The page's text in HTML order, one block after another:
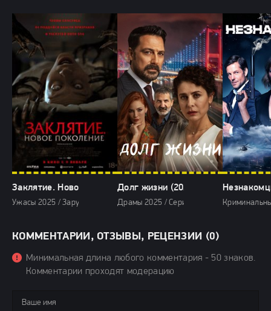
Заклятие. Новое поколение (2025)
Ужасы 2025 / Зарубежные фильмы 2025 / Последние фильмы /
Долг жизни (2025)
Драмы 2025 / Сериалы 2025 / Сериалы с
КОММЕНТАРИИ, ОТЗЫВЫ, РЕЦЕНЗИИ (0)
Минимальная длина любого комментария - 50 знаков.
Комментарии проходят модерацию